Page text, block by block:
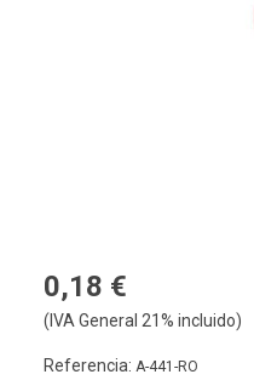
0,18 €
(IVA General 21% incluido)
Referencia: A-441-RO